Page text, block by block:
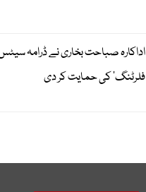
اداکارہ صباحت بخاری نے ڈرامہ سیٹس
فلرٹنگ‘ کی حمایت کر دی